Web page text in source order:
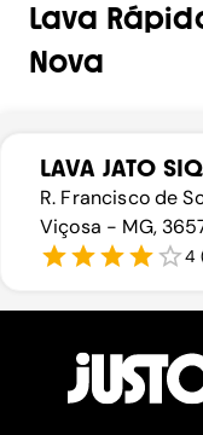
Lava
Nova
LAVA JATO
R. Francisco de
Viçosa - MG,
4